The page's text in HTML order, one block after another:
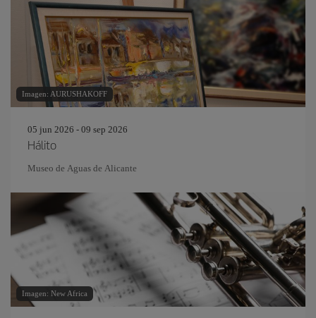
Imagen: AURUSHAKOFF
05 jun 2026 - 09 sep 2026
Hálito
Museo de Aguas de Alicante
Imagen: New Africa